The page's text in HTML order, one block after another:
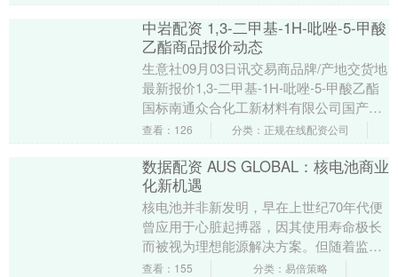
中岩配资 1,3-二甲基-1H-吡唑-5-甲酸
乙酯商品报价动态
生意社09月03日讯交易商品牌/产地交货地
最新报价1,3-二甲基-1H-吡唑-5-甲酸乙酯
国标南通众合化工新材料有限公司国产江
苏省/南通市60000元/吨 【大....
查看：126 分类：正规在线配资公司
数据配资 AUS GLOBAL：核电池商业
化新机遇
核电池并非新发明，早在上世纪70年代便
曾应用于心脏起搏器，因其使用寿命极长
而被视为理想能源解决方案。但随着监管
层面对放射性同位素流通的担忧，核电池
查看：155 分类：易倍策略